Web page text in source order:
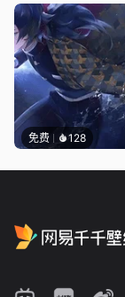
免费 128